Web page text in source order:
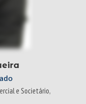
e Societário,